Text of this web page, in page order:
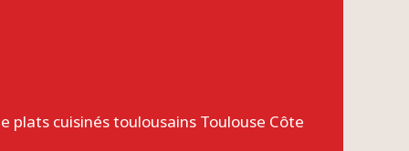
plats cuisinés toulousains Toulouse Côte